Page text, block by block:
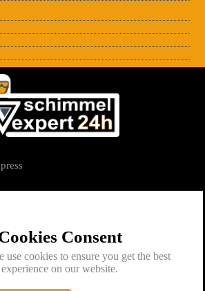
Consent
use cookies to ensure you get the best
experience on our website.